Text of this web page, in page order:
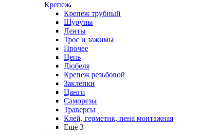
Крепеж
Крепеж трубный
Шурупы
Ленты
Трос и зажимы
Прочее
Цепь
Дюбеля
Крепеж резьбовой
Заклепки
Цанги
Саморезы
Траверсы
Клей, герметик, пена монтажная
Ещё 3